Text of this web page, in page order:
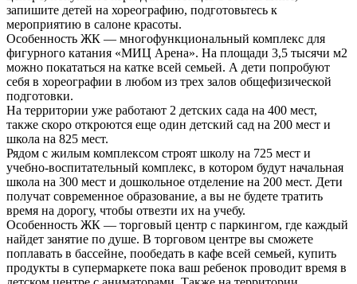
запишите детей на хореографию, подготовьтесь к
мероприятию в салоне красоты.
Особенность ЖК — многофункциональный комплекс для
фигурного катания «МИЦ Арена». На площади 3,5 тысячи м2
можно покататься на катке всей семьей. А дети попробуют
себя в хореографии в любом из трех залов общефизической
подготовки.
На территории уже работают 2 детских сада на 400 мест,
также скоро откроются еще один детский сад на 200 мест и
школа на 825 мест.
Рядом с жилым комплексом строят школу на 725 мест и
учебно-воспитательный комплекс, в котором будут начальная
школа на 300 мест и дошкольное отделение на 200 мест. Дети
получат современное образование, а вы не будете тратить
время на дорогу, чтобы отвезти их на учебу.
Особенность ЖК — торговый центр с паркингом, где каждый
найдет занятие по душе. В торговом центре вы сможете
поплавать в бассейне, пообедать в кафе всей семьей, купить
продукты в супермаркете пока ваш ребенок проводит время в